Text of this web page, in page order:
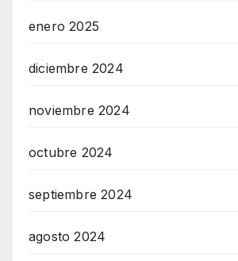
enero 2025
diciembre 2024
noviembre 2024
octubre 2024
septiembre 2024
agosto 2024